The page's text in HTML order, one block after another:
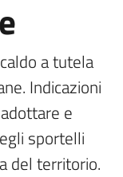
a tutela
Indicazioni
e
sportelli
del territorio.